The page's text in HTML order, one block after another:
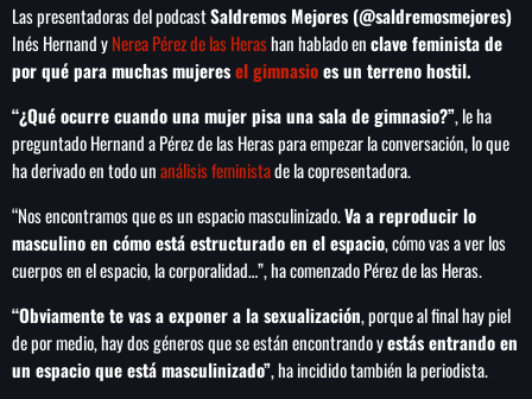
LOCUCIÓN (TALENTO AL AIRE)
RANKING
COMUNÍCATE
PUBLICIDAD
HISTORIA
SEARCH
SEARCH
Las presentadoras del podcastSaldremos Mejores (@saldremosmejores)
Inés Hernand yNerea Pérez de las Herashan hablado enclave feminista de
por qué para muchas mujeresel gimnasioes un terreno hostil.
“¿Qué ocurre cuando una mujer pisa una sala de gimnasio?”, le ha
preguntado Hernand a Pérez de las Heras para empezar la conversación, lo que
ha derivado en todo unanálisis feministade la copresentadora.
“Nos encontramos que es un espacio masculinizado.Va a reproducir lo
masculino en cómo está estructurado en el espacio, cómo vas a ver los
cuerpos en el espacio, la corporalidad…”, ha comenzado Pérez de las Heras.
“Obviamente te vas a exponer a la sexualización, porque al final hay piel
de por medio, hay dos géneros que se están encontrando yestás entrando en
un espacio que está masculinizado”, ha incidido también la periodista.